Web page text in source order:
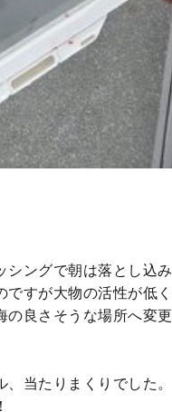
シングで朝は落とし込み
すが大物の活性が低く
の良さそうな場所へ変更
当たりまくりでした。